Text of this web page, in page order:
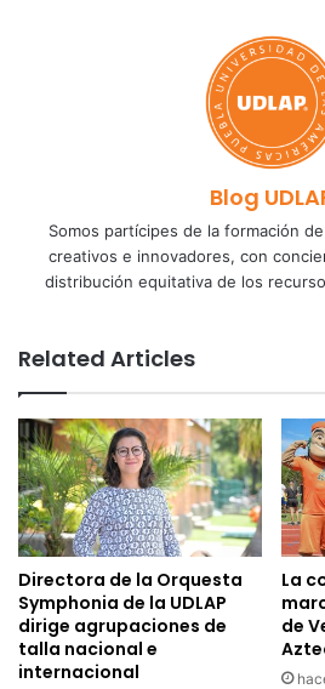
Blog
Somos partícipes de la formación
creativos e innovadores, con
distribución equitativa de los
Related Articles
Directora de la Orquesta
Symphonia de la UDLAP
dirige agrupaciones de
talla nacional e
internacional
La
de